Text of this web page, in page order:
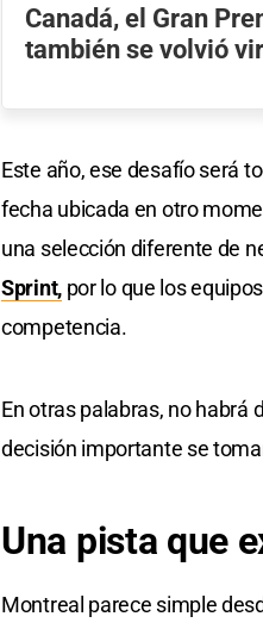
Canadá, el Gran
también se volvió
Este año, ese desafío será
fecha ubicada en otro
una selección diferente de
Sprint,por lo que los
competencia.
En otras palabras, no habrá
decisión importante se
Una pista que
Montreal parece simple